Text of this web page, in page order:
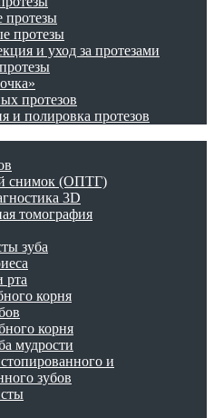
протезы
протезы
и уход за протезами
протезов
и полировка протезов
снимок (ОПТГ)
3D
томография
зуба
рта
корня
корня
мудрости
и
зубов